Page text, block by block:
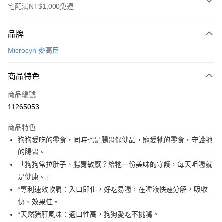
宅配滿NT$1,000免運
信用卡一次付款
Apple Pay
Google Pay
新竹貨運宅配
每筆NT$100，滿NT$1,000(含以上)免運費
祥億貨運
每筆NT$100，滿NT$1,000(含以上)免運費
離島宅配
每筆NT$200，滿NT$1,000(含以上)免運費
品牌
Microcyn 麥高臣
商品特色
商品編號
11265053
商品特色
狗狗愛吃的零食，同時也是腸胃保健品，寵愛牠的零食，守護牠
的腸胃。
「狗狗常拉肚子、腸胃敏感？給牠一份美味的守護，每天咀嚼就
是健康。」
*專利速效軟嚼：入口即化，好吃易嚼，在唾液快速分解，吸收
快、效果佳。
*天然豬肝風味：適口性高，狗狗愛吃不挑嘴。